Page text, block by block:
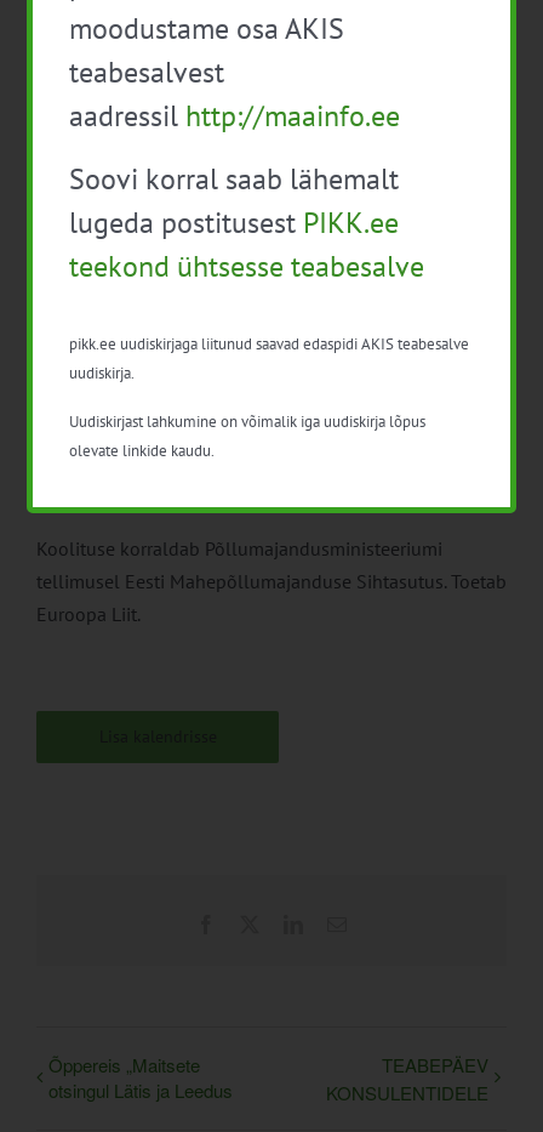
Koolitus on tasuta. Vajalik on registreerumine hiljemalt
kaks päeva enne koolituse toimumist. Info ja
registreerumine e-
mahepm@gmail.com
0955
NB! Neil mahepõllumajandusliku tootmise toetuse
taotlejatel, kes on ühel mahekoolitusel juba osalenud,
on kohustuslik osaleda ühel pakutud koolitustest. Neil,
koolitusel.
arvessemineval mahekoolitusel osaletud, siis pole
algõppe koolitusel osalemine kohustuslik.
Koolituse korraldab Põllumajandusministeeriumi
tellimusel Eesti Mahepõllumajanduse Sihtasutus. Toetab
Euroopa Liit.
Õppereis „Maitsete
otsingul Lätis ja Leedus
TEABEPÄEV
KONSULENTIDELE
moodustame osa AKIS
teabesalvest
aadressil http://maainfo.ee
Soovi korral saab lähemalt
lugeda postitusest PIKK.ee
teekond ühtsesse teabesalve
pikk.ee uudiskirjaga liitunud saavad edaspidi AKIS teabesalve
uudiskirja.
Uudiskirjast lahkumine on võimalik iga uudiskirja lõpus
olevate linkide kaudu.